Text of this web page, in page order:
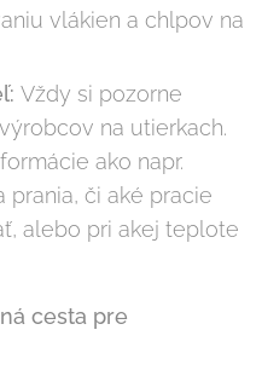
vlákien a chlpov na
Vždy si pozorne
na utierkach.
ako napr.
či aké pracie
alebo pri akej teplote
cesta pre